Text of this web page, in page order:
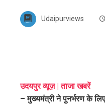
Udaipurviews
उदयपुर व्यूज़ | ताजा खबरें
– मुख्यमंत्री ने पुनर्भरण के